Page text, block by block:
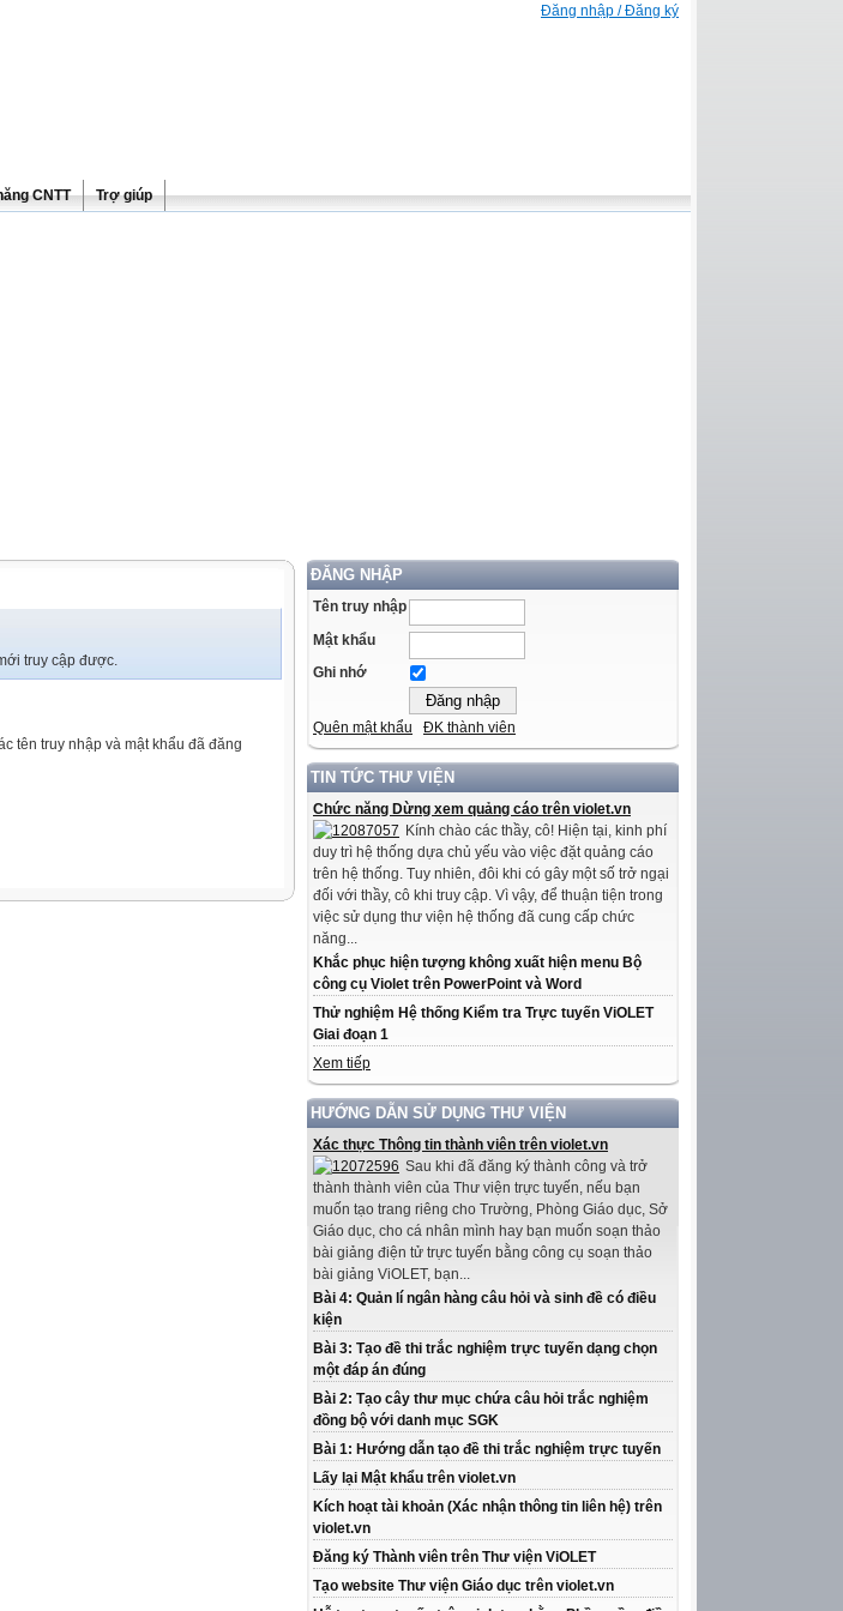
Đăng nhập / Đăng ký
CNTT Trợ giúp
ĐĂNG NHẬP
Tên truy nhập
Mật khẩu
Ghi nhớ
Quên mật khẩu ĐK thành viên
TIN TỨC THƯ VIỆN
Chức năng Dừng xem quảng cáo trên violet.vn
Kính chào các thầy, cô! Hiện tại, kinh phí
duy trì hệ thống dựa chủ yếu vào việc đặt quảng cáo
trên hệ thống. Tuy nhiên, đôi khi có gây một số trở ngại
đối với thầy, cô khi truy cập. Vì vậy, để thuận tiện trong
việc sử dụng thư viện hệ thống đã cung cấp chức
năng...
Khắc phục hiện tượng không xuất hiện menu Bộ
công cụ Violet trên PowerPoint và Word
Thử nghiệm Hệ thống Kiểm tra Trực tuyến ViOLET
Giai đoạn 1
Xem tiếp
HƯỚNG DẪN SỬ DỤNG THƯ VIỆN
Xác thực Thông tin thành viên trên violet.vn
Sau khi đã đăng ký thành công và trở
thành thành viên của Thư viện trực tuyến, nếu bạn
muốn tạo trang riêng cho Trường, Phòng Giáo dục, Sở
Giáo dục, cho cá nhân mình hay bạn muốn soạn thảo
bài giảng điện tử trực tuyến bằng công cụ soạn thảo
bài giảng ViOLET, bạn...
Bài 4: Quản lí ngân hàng câu hỏi và sinh đề có điều
kiện
Bài 3: Tạo đề thi trắc nghiệm trực tuyến dạng chọn
một đáp án đúng
Bài 2: Tạo cây thư mục chứa câu hỏi trắc nghiệm
đồng bộ với danh mục SGK
Bài 1: Hướng dẫn tạo đề thi trắc nghiệm trực tuyến
Lấy lại Mật khẩu trên violet.vn
Kích hoạt tài khoản (Xác nhận thông tin liên hệ) trên
violet.vn
Đăng ký Thành viên trên Thư viện ViOLET
Tạo website Thư viện Giáo dục trên violet.vn
truy cập được.
tên truy nhập và mật khẩu đã đăng